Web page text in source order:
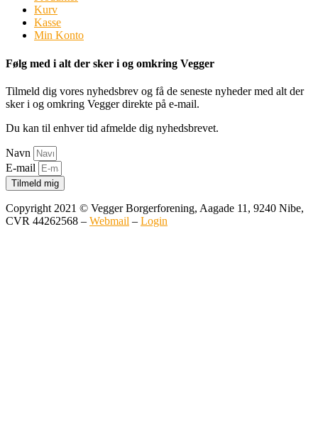
Kurv
Kasse
Min Konto
Følg med i alt der sker i og omkring Vegger
Tilmeld dig vores nyhedsbrev og få de seneste nyheder med alt der
sker i og omkring Vegger direkte på e-mail.
Du kan til enhver tid afmelde dig nyhedsbrevet.
Navn
E-mail
Tilmeld mig
Copyright 2021 © Vegger Borgerforening, Aagade 11, 9240 Nibe,
CVR 44262568 – Webmail – Login